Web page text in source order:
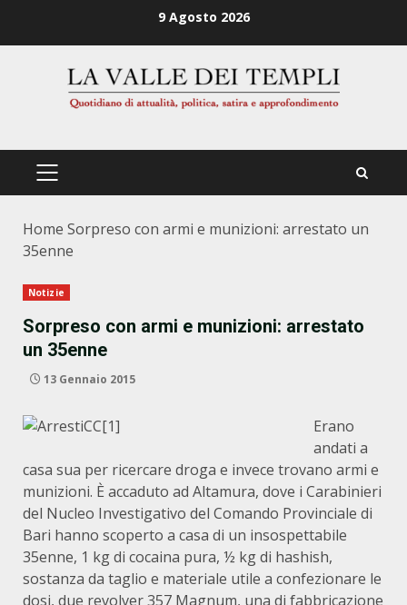
9 Agosto 2026
PRIMÄRES
Home Sorpreso con armi e munizioni: arrestato un
35enne
Notizie
Sorpreso con armi e munizioni: arrestato
un 35enne
13 Gennaio 2015
Erano
andati a
casa sua per ricercare droga e invece trovano armi e
munizioni. È accaduto ad Altamura, dove i Carabinieri
del Nucleo Investigativo del Comando Provinciale di
Bari hanno scoperto a casa di un insospettabile
35enne, 1 kg di cocaina pura, ½ kg di hashish,
sostanza da taglio e materiale utile a confezionare le
dosi, due revolver 357 Magnum, una di fabbricazione